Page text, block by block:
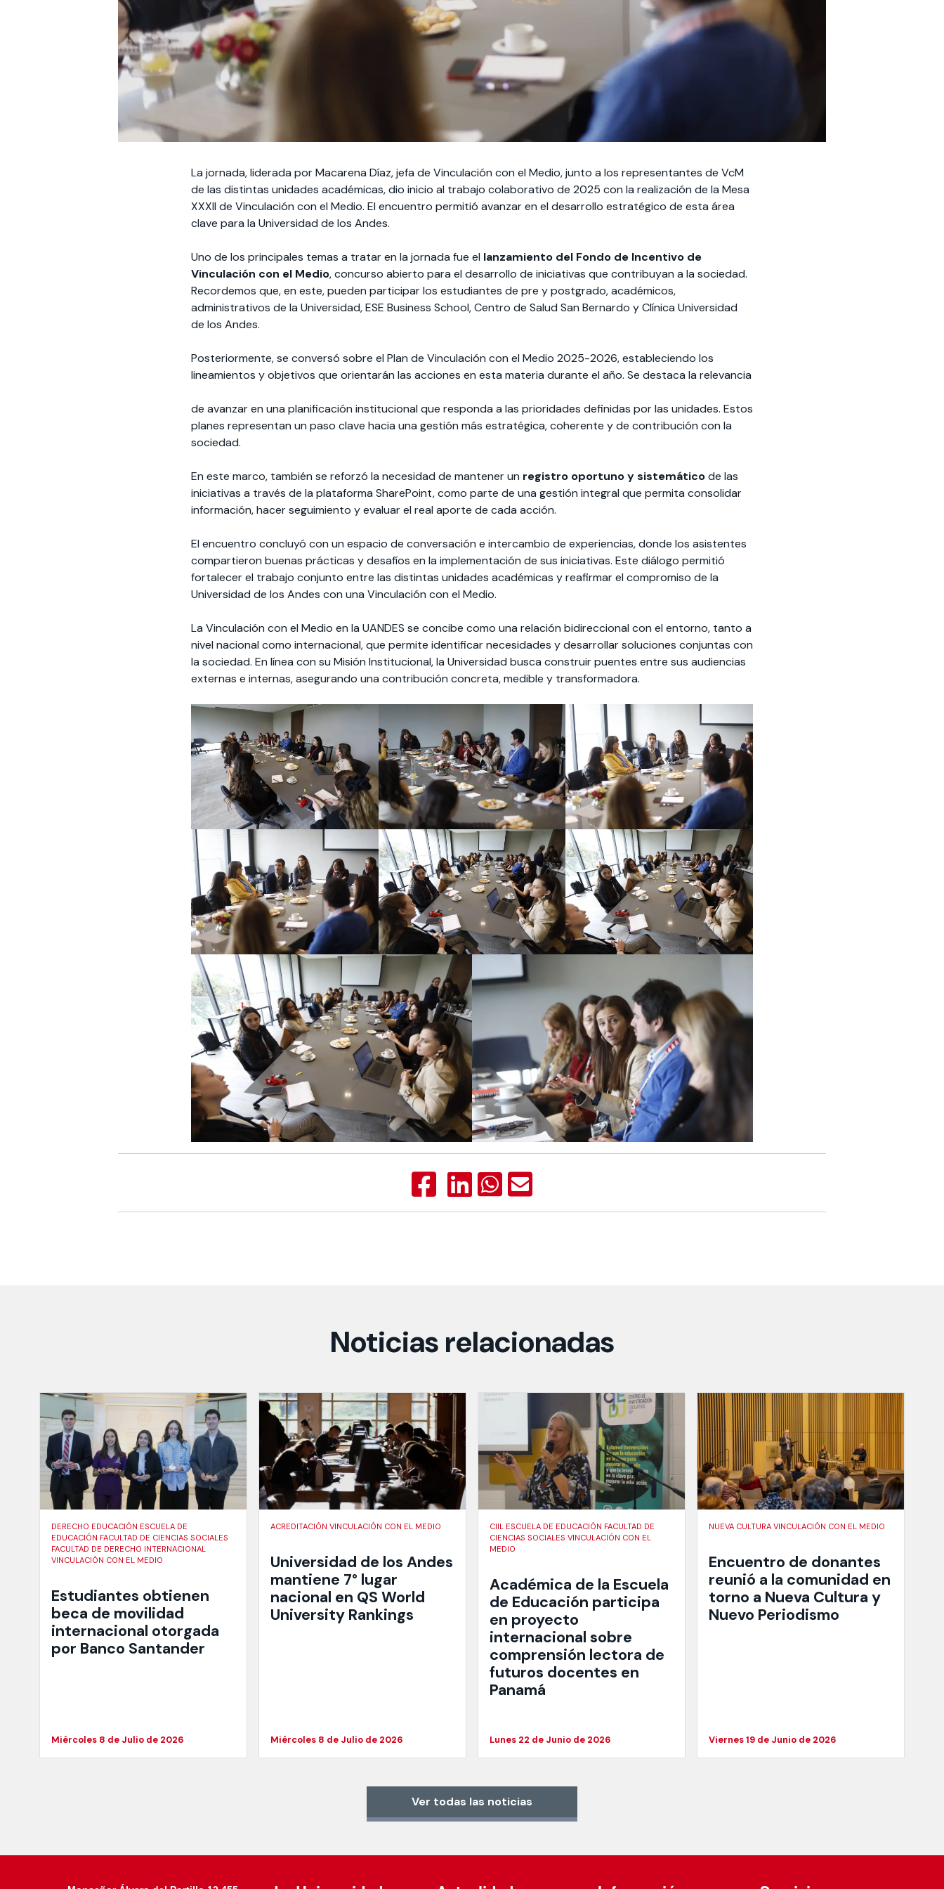
La jornada, liderada por Macarena Díaz, jefa de Vinculación con el Medio, junto a los representantes de VcM
de las distintas unidades académicas, dio inicio al trabajo colaborativo de 2025 con la realización de la Mesa
XXXII de Vinculación con el Medio. El encuentro permitió avanzar en el desarrollo estratégico de esta área
clave para la Universidad de los Andes.
Uno de los principales temas a tratar en la jornada fue el lanzamiento del Fondo de Incentivo de
Vinculación con el Medio, concurso abierto para el desarrollo de iniciativas que contribuyan a la sociedad.
Recordemos que, en este, pueden participar los estudiantes de pre y postgrado, académicos,
administrativos de la Universidad, ESE Business School, Centro de Salud San Bernardo y Clínica Universidad
de los Andes.
Posteriormente, se conversó sobre el Plan de Vinculación con el Medio 2025-2026, estableciendo los
lineamientos y objetivos que orientarán las acciones en esta materia durante el año. Se destaca la relevancia
de avanzar en una planificación institucional que responda a las prioridades definidas por las unidades. Estos
planes representan un paso clave hacia una gestión más estratégica, coherente y de contribución con la
sociedad.
En este marco, también se reforzó la necesidad de mantener un registro oportuno y sistemáticode las
iniciativas a través de la plataforma SharePoint, como parte de una gestión integral que permita consolidar
información, hacer seguimiento y evaluar el real aporte de cada acción.
El encuentro concluyó con un espacio de conversación e intercambio de experiencias, donde los asistentes
compartieron buenas prácticas y desafíos en la implementación de sus iniciativas. Este diálogo permitió
fortalecer el trabajo conjunto entre las distintas unidades académicas y reafirmar el compromiso de la
Universidad de los Andes con una Vinculación con el Medio.
La Vinculación con el Medio en la UANDES se concibe como una relación bidireccional con el entorno, tanto a
nivel nacional como internacional, que permite identificar necesidades y desarrollar soluciones conjuntas con
la sociedad. En línea con su Misión Institucional, la Universidad busca construir puentes entre sus audiencias
externas e internas, asegurando una contribución concreta, medible y transformadora.
Noticias relacionadas
DERECHO EDUCACIÓN ESCUELA DE
EDUCACIÓN FACULTAD DE CIENCIAS SOCIALES
FACULTAD DE DERECHO INTERNACIONAL
VINCULACIÓN CON EL MEDIO
Estudiantes obtienen
beca de movilidad
internacional otorgada
por Banco Santander
Miércoles 8 de Julio de 2026
ACREDITACIÓN VINCULACIÓN CON EL MEDIO
Universidad de los Andes
mantiene 7° lugar
nacional en QS World
University Rankings
Miércoles 8 de Julio de 2026
CIIL ESCUELA DE EDUCACIÓN FACULTAD DE
CIENCIAS SOCIALES VINCULACIÓN CON EL
MEDIO
Académica de la Escuela
de Educación participa
en proyecto
internacional sobre
comprensión lectora de
futuros docentes en
Panamá
Lunes 22 de Junio de 2026
NUEVA CULTURA VINCULACIÓN CON EL MEDIO
Encuentro de donantes
reunió a la comunidad en
torno a Nueva Cultura y
Nuevo Periodismo
Viernes 19 de Junio de 2026
Ver todas las noticias